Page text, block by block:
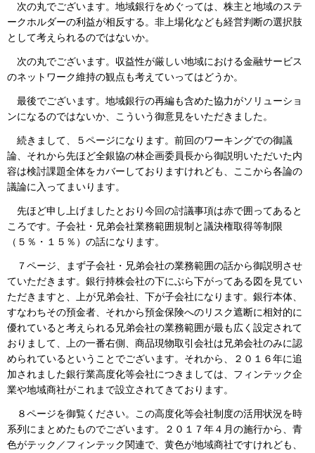
次の丸でございます。地域銀行をめぐっては、株主と地域のステ
ークホルダーの利益が相反する。非上場化なども経営判断の選択肢
として考えられるのではないか。
次の丸でございます。収益性が厳しい地域における金融サービス
のネットワーク維持の観点も考えていってはどうか。
最後でございます。地域銀行の再編も含めた協力がソリューショ
ンになるのではないか、こういう御意見をいただきました。
続きまして、５ページになります。前回のワーキングでの御議
論、それから先ほど全銀協の林企画委員長から御説明いただいた内
容は検討課題全体をカバーしておりますけれども、ここから各論の
議論に入ってまいります。
先ほど申し上げましたとおり今回の討議事項は赤で囲ってあると
ころです。子会社・兄弟会社業務範囲規制と議決権取得等制限
（５％・１５％）の話になります。
７ページ、まず子会社・兄弟会社の業務範囲の話から御説明させ
ていただきます。銀行持株会社の下にぶら下がってある図を見てい
ただきますと、上が兄弟会社、下が子会社になります。銀行本体、
すなわちその預金者、それから預金保険へのリスク遮断に相対的に
優れていると考えられる兄弟会社の業務範囲が最も広く設定されて
おりまして、上の一番右側、商品現物取引会社は兄弟会社のみに認
められているということでございます。それから、２０１６年に追
加されました銀行業高度化等会社につきましては、フィンテック企
業や地域商社がこれまで設立されてきております。
８ページを御覧ください。この高度化等会社制度の活用状況を時
系列にまとめたものでございます。２０１７年４月の施行から、青
色がテック／フィンテック関連で、黄色が地域商社ですけれども、